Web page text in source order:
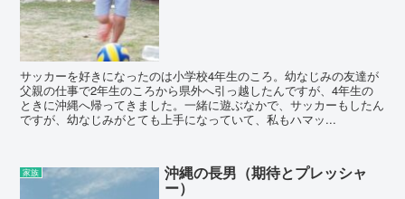
サッカーを好きになったのは小学校4年生のころ。幼なじみの友達が
父親の仕事で2年生のころから県外へ引っ越したんですが、4年生の
ときに沖縄へ帰ってきました。一緒に遊ぶなかで、サッカーもしたん
ですが、幼なじみがとても上手になっていて、私もハマッ...
家族 沖縄の長男（期待とプレッシャ
ー）